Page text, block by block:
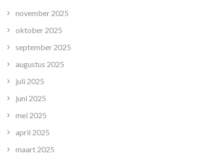
november 2025
oktober 2025
september 2025
augustus 2025
juli 2025
juni 2025
mei 2025
april 2025
maart 2025